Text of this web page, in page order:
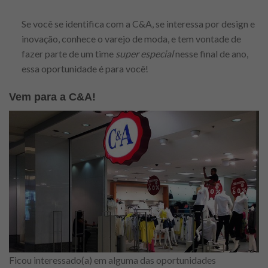
Se você se identifica com a C&A, se interessa por design e
inovação, conhece o varejo de moda, e tem vontade de
fazer parte de um timesuper especialnesse final de ano,
essa oportunidade é para você!
Vem para a C&A!
Ficou interessado(a) em alguma das oportunidades